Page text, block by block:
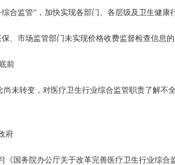
综合监管”，加快实现各部门、各层级及卫生健
保、市场监管部门未实现价格收费监督检查信息
前
尚未转变，对医疗卫生行业综合监管职责了解
府
《国务院办公厅关于改革完善医疗卫生行业综